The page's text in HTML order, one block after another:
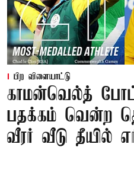
பிற விளையாட்டு
காமன்வெல்த்
பதக்கம் வென்ற
வீரர் வீடு தீயில்